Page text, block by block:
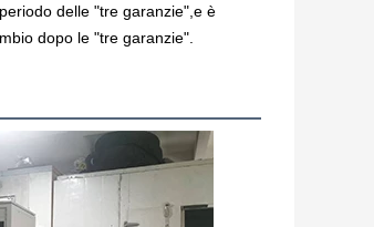
delle "tre garanzie",e è
dopo le "tre garanzie".